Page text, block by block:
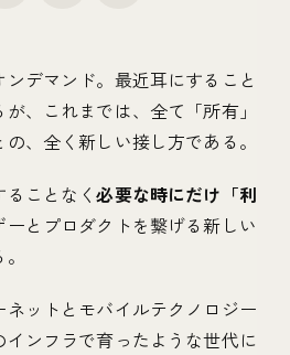
デマンド。最近耳にすること
、これまでは、全て「所有」
、全く新しい接し方である。
ることなく必要な時にだけ「利
ーとプロダクトを繋げる新しい
ットとモバイルテクノロジー
ンフラで育ったような世代に